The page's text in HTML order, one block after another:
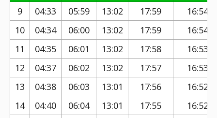
9
04:33 05:59 13:02 17:59
16:54
10
04:34 06:00 13:02 17:59
16:54
11
04:35 06:01 13:02 17:58
16:53
12
04:37 06:02 13:02 17:57
16:53
13
04:38 06:03 13:01 17:56
16:52
14
04:40 06:04 13:01 17:55
16:52